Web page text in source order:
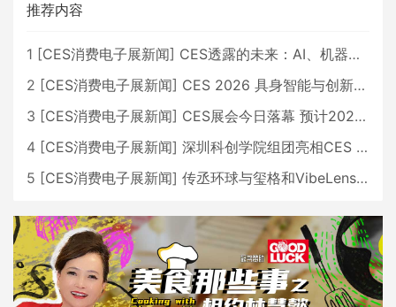
推荐内容
1 [CES消费电子展新闻] CES透露的未来：AI、机器人与智能生活大爆发
2 [CES消费电子展新闻] CES 2026 具身智能与创新领域 中国公司大放异彩
3 [CES消费电子展新闻] CES展会今日落幕 预计2026行业收入将超五千亿美元
4 [CES消费电子展新闻] 深圳科创学院组团亮相CES 广受好评
5 [CES消费电子展新闻] 传丞环球与玺格和VibeLens共同推出全新耳机